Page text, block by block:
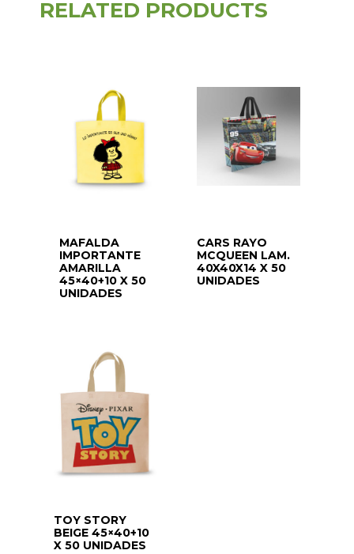
RELATED PRODUCTS
MAFALDA
IMPORTANTE
AMARILLA
45×40+10 X 50
UNIDADES
CARS RAYO
MCQUEEN LAM.
40X40X14 X 50
UNIDADES
TOY STORY
BEIGE 45×40+10
X 50 UNIDADES